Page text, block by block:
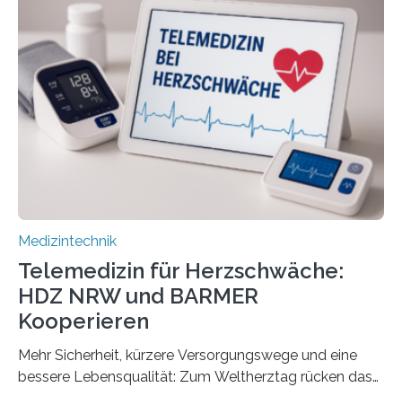
Forscherinnen der Technischen Universität Dresden
(TUD) richtet sich das Portal sowohl an Patientinnen
und Patienten, aber ebenso an medizinisches
Fachpersonal. Für all diese Zielgruppen bietet sie
speziell zugeschnittene Informationen, um deren
digitale Gesundheitskompetenz zu steigern. MiHUBx ist
Medizintechnik
Telemedizin für Herzschwäche:
HDZ NRW und BARMER
Kooperieren
Mehr Sicherheit, kürzere Versorgungswege und eine
bessere Lebensqualität: Zum Weltherztag rücken das